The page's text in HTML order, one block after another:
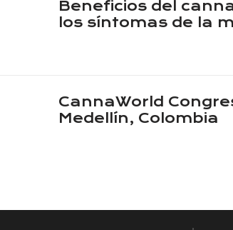
Beneficios del
los síntomas de la
CannaWorld
Medellín, Colombia